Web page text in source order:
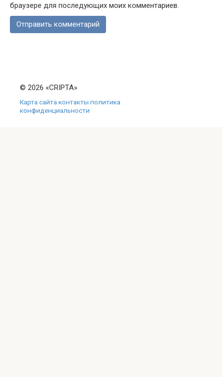
браузере для последующих моих комментариев.
© 2026 «CRIPTA»
Карта сайта контакты политика
конфиденциальности